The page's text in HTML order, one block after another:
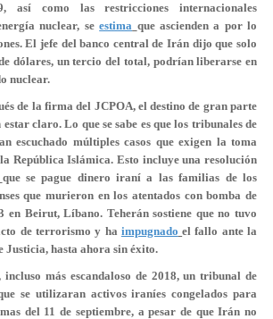
así como las restricciones internacionales
nuclear, seestima que ascienden a por lo
El jefe del banco central de Irán dijo que solo
dólares, un tercio del total, podrían liberarse en
nuclear.
de la firma del JCPOA, el destino de gran parte
claro. Lo que se sabe es que los tribunales de
escuchado múltiples casos que exigen la toma
República Islámica. Esto incluye una resolución
que se pague dinero iraní a las familias de los
que murieron en los atentados con bomba de
en Beirut, Líbano. Teherán sostiene que no tuvo
de terrorismo y ha impugnado el fallo ante la
Justicia, hasta ahora sin éxito.
más escandaloso de 2018, un tribunal de
se utilizaran activos iraníes congelados para
del 11 de septiembre, a pesar de que Irán no